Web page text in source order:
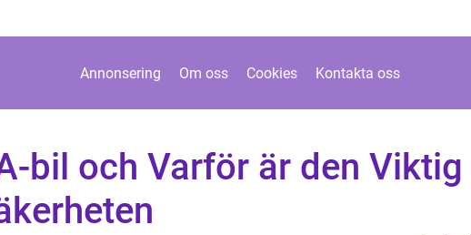
Annonsering Om oss Cookies Kontakta oss
bil och Varför är den Viktig